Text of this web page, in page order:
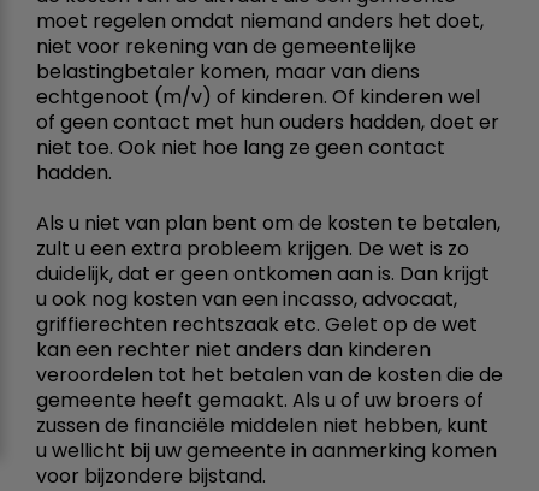
moet regelen omdat niemand anders het doet,
niet voor rekening van de gemeentelijke
belastingbetaler komen, maar van diens
echtgenoot (m/v) of kinderen. Of kinderen wel
of geen contact met hun ouders hadden, doet er
niet toe. Ook niet hoe lang ze geen contact
hadden.
Als u niet van plan bent om de kosten te betalen,
zult u een extra probleem krijgen. De wet is zo
duidelijk, dat er geen ontkomen aan is. Dan krijgt
u ook nog kosten van een incasso, advocaat,
griffierechten rechtszaak etc. Gelet op de wet
kan een rechter niet anders dan kinderen
veroordelen tot het betalen van de kosten die de
gemeente heeft gemaakt. Als u of uw broers of
zussen de financiële middelen niet hebben, kunt
u wellicht bij uw gemeente in aanmerking komen
voor bijzondere bijstand.